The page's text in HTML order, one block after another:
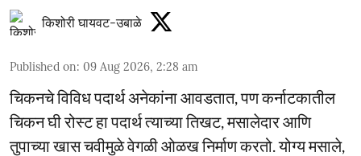
किशोरी घायवट-उबाळे
Published on: 09 Aug 2026, 2:28 am
चिकनचे विविध पदार्थ अनेकांना आवडतात, पण कर्नाटकातील
चिकन घी रोस्ट हा पदार्थ त्याच्या तिखट, मसालेदार आणि
तुपाच्या खास चवीमुळे वेगळी ओळख निर्माण करतो. योग्य मसाले,